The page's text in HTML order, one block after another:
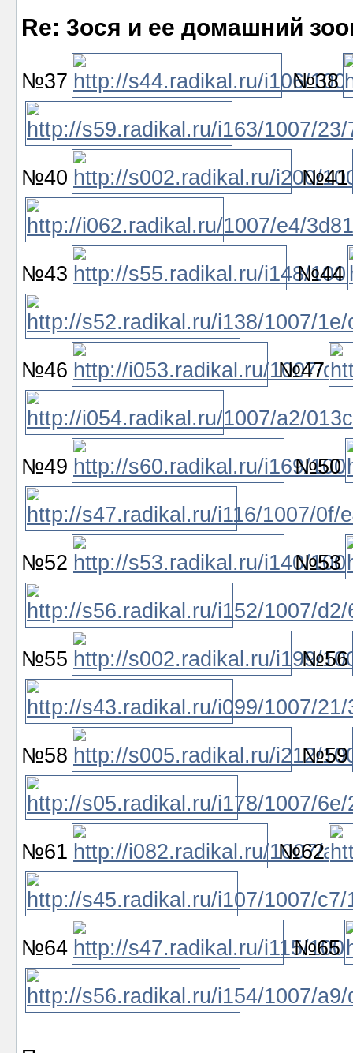
Re: 3ося и ее домашний
№37 №38
№40 №41
№43 №44
№46 №47
№49 №50
№52 №53
№55 №56
№58 №59
№61 №62
№64 №65